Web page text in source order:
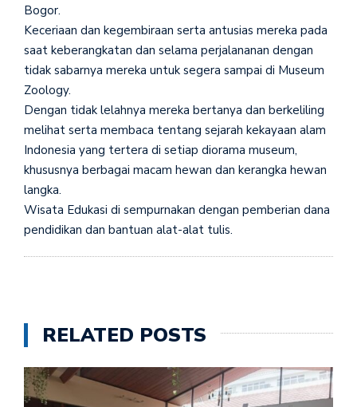
Bogor.
Keceriaan dan kegembiraan serta antusias mereka pada
saat keberangkatan dan selama perjalananan dengan
tidak sabarnya mereka untuk segera sampai di Museum
Zoology.
Dengan tidak lelahnya mereka bertanya dan berkeliling
melihat serta membaca tentang sejarah kekayaan alam
Indonesia yang tertera di setiap diorama museum,
khususnya berbagai macam hewan dan kerangka hewan
langka.
Wisata Edukasi di sempurnakan dengan pemberian dana
pendidikan dan bantuan alat-alat tulis.
RELATED POSTS